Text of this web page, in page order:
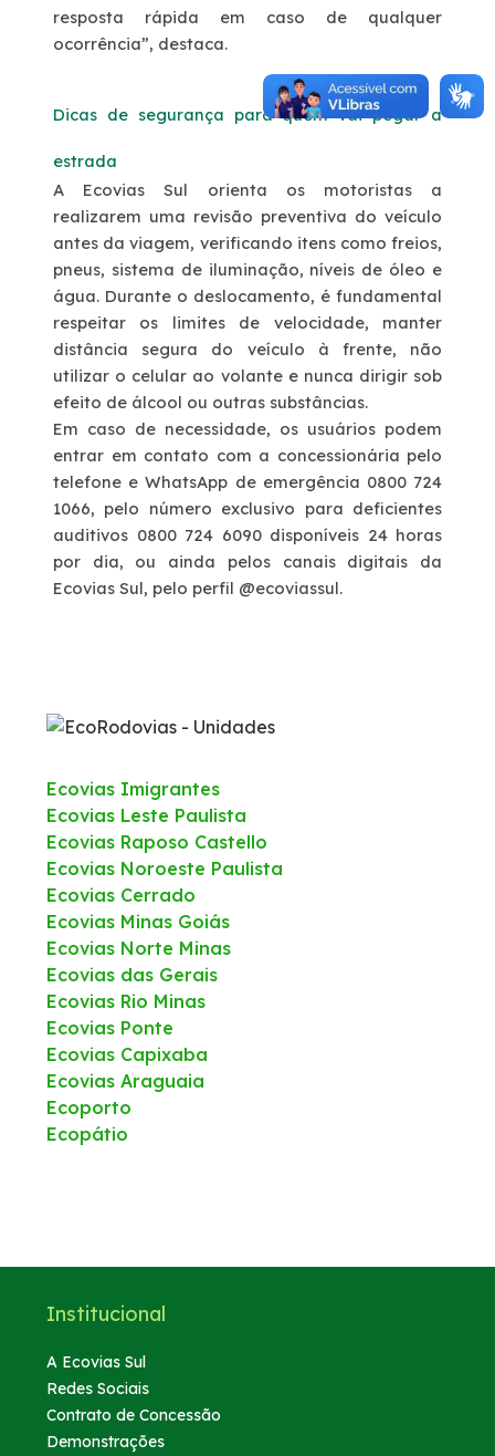
resposta rápida em caso de qualquer
ocorrência”, destaca.
Dicas de segurança para quem vai pegar a
estrada
A Ecovias Sul orienta os motoristas a
realizarem uma revisão preventiva do veículo
antes da viagem, verificando itens como freios,
pneus, sistema de iluminação, níveis de óleo e
água. Durante o deslocamento, é fundamental
respeitar os limites de velocidade, manter
distância segura do veículo à frente, não
utilizar o celular ao volante e nunca dirigir sob
efeito de álcool ou outras substâncias.
Em caso de necessidade, os usuários podem
entrar em contato com a concessionária pelo
telefone e WhatsApp de emergência 0800 724
1066, pelo número exclusivo para deficientes
auditivos 0800 724 6090disponíveis 24 horas
por dia, ou ainda pelos canais digitais da
Ecovias Sul, pelo perfil @ecoviassul.
Ecovias Imigrantes
Ecovias Leste Paulista
Ecovias Raposo Castello
Ecovias Noroeste Paulista
Ecovias Cerrado
Ecovias Minas Goiás
Ecovias Norte Minas
Ecovias das Gerais
Ecovias Rio Minas
Ecovias Ponte
Ecovias Capixaba
Ecovias Araguaia
Ecoporto
Ecopátio
Institucional
A Ecovias Sul
Redes Sociais
Contrato de Concessão
Demonstrações